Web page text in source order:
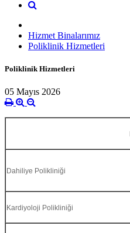
Hizmet Binalarımız
Poliklinik Hizmetleri
Poliklinik Hizmetleri
05 Mayıs 2026
Dahiliye Polikliniği
Kardiyoloji Polikliniği